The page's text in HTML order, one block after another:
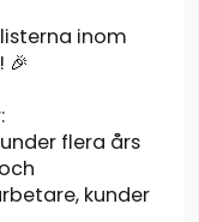
inom
flera års
kunder